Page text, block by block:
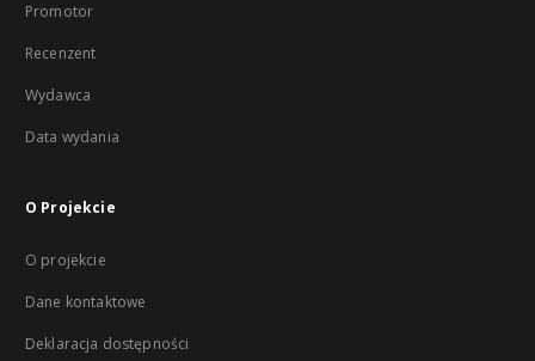
Promotor
Recenzent
Wydawca
Data wydania
O Projekcie
O projekcie
Dane kontaktowe
Deklaracja dostępności